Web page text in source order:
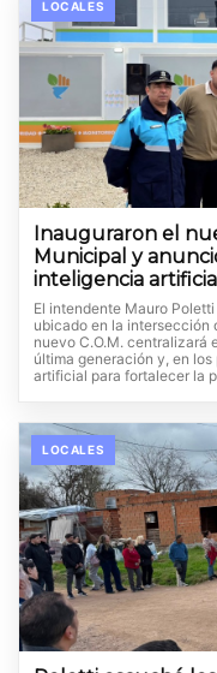
LOCALES
Inauguraron el
Municipal y
inteligencia artificial
El intendente Mauro
ubicado en la intersección
nuevo C.O.M. centralizará
última generación y, en
artificial para fortalecer la
LOCALES